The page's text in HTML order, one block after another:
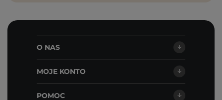
O NAS
MOJE KONTO
POMOC